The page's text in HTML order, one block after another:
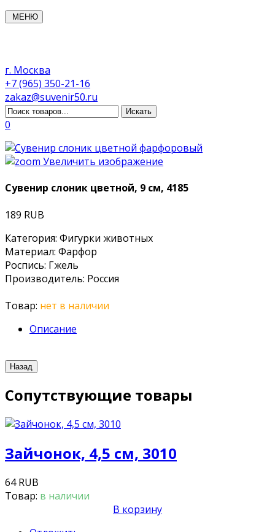
МЕНЮ
г. Москва
+7 (965) 350-21-16
zakaz@suvenir50.ru
0
Увеличить изображение
Сувенир слоник цветной, 9 см, 4185
189 RUB
Категория: Фигурки животных
Материал: Фарфор
Роспись: Гжель
Производитель: Россия
Товар: нет в наличии
Описание
Сопутствующие товары
Зайчонок, 4,5 см, 3010
64 RUB
Товар: в наличии
В корзину